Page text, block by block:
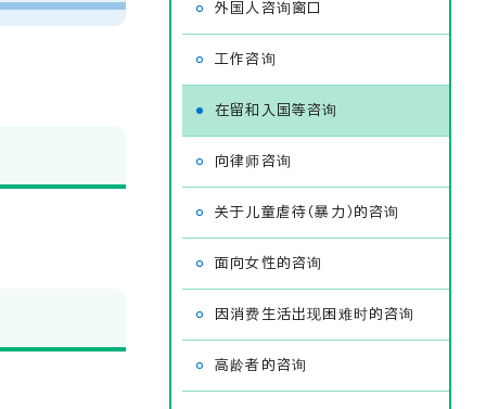
外国人咨询窗口
工作咨询
在留和入国等咨询
向律师咨询
关于儿童虐待（暴力）的咨询
面向女性的咨询
因消费生活出现困难时的咨询
高龄者的咨询